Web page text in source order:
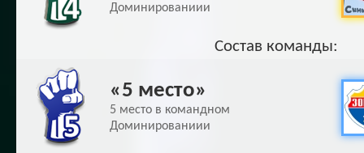
Доминированиии
Состав команды:
«5 место»
5 место в командном
Доминированиии